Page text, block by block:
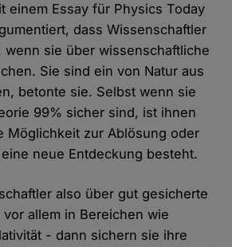
einem Essay für Physics Today
dass Wissenschaftler
wenn sie über wissenschaftliche
Sie sind ein von Natur aus
betonte sie. Selbst wenn sie
99% sicher sind, ist ihnen
Möglichkeit zur Ablösung oder
neue Entdeckung besteht.
also über gut gesicherte
allem in Bereichen wie
- dann sichern sie ihre